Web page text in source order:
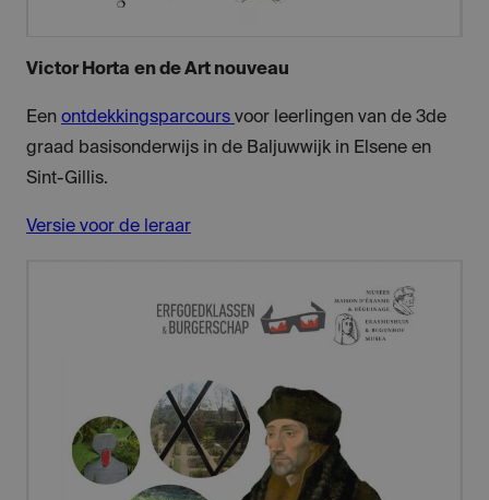
Victor Horta en de Art nouveau
Een ontdekkingsparcours voor leerlingen van de 3de
graad basisonderwijs in de Baljuwwijk in Elsene en
Sint-Gillis.
Versie voor de leraar